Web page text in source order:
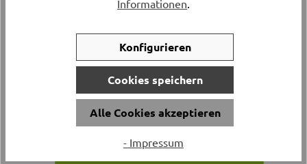
Informationen
Konfigurieren
Cookies speichern
Alle Cookies akzeptieren
- Impressum